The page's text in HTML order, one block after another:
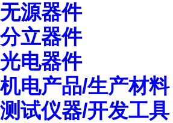
无源器件
分立器件
光电器件
机电产品/生产材料
测试仪器/开发工具